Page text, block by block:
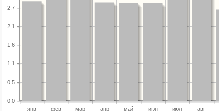
янв фев мар апр май июн июл авг
0.0
0.5
1.1
1.6
2.1
2.7